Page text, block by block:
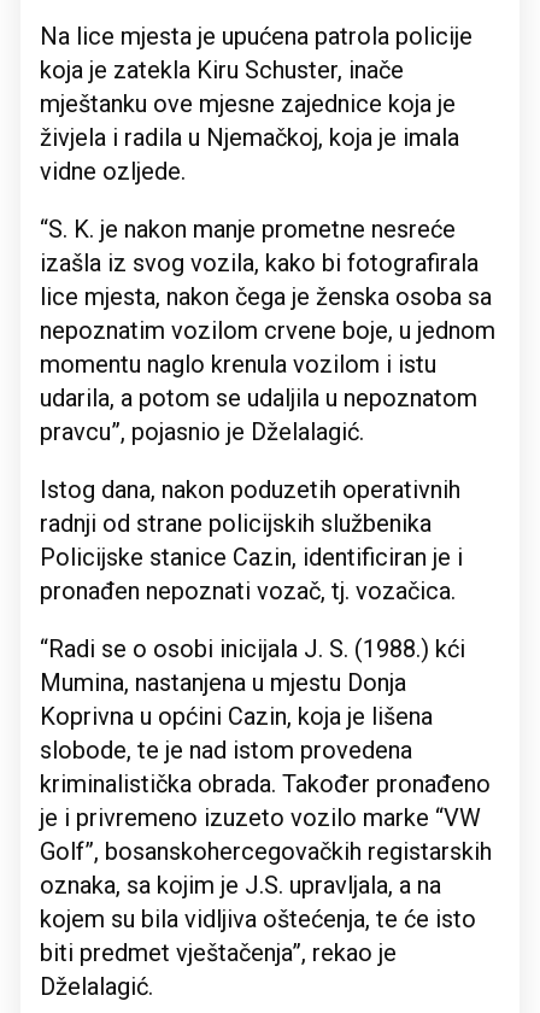
Na lice mjesta je upućena patrola policije
koja je zatekla Kiru Schuster, inače
mještanku ove mjesne zajednice koja je
živjela i radila u Njemačkoj, koja je imala
vidne ozljede.
“S. K. je nakon manje prometne nesreće
izašla iz svog vozila, kako bi fotografirala
lice mjesta, nakon čega je ženska osoba sa
nepoznatim vozilom crvene boje, u jednom
momentu naglo krenula vozilom i istu
udarila, a potom se udaljila u nepoznatom
pravcu”, pojasnio je Dželalagić.
Istog dana, nakon poduzetih operativnih
radnji od strane policijskih službenika
Policijske stanice Cazin, identificiran je i
pronađen nepoznati vozač, tj. vozačica.
“Radi se o osobi inicijala J. S. (1988.) kći
Mumina, nastanjena u mjestu Donja
Koprivna u općini Cazin, koja je lišena
slobode, te je nad istom provedena
kriminalistička obrada. Također pronađeno
je i privremeno izuzeto vozilo marke “VW
Golf”, bosanskohercegovačkih registarskih
oznaka, sa kojim je J.S. upravljala, a na
kojem su bila vidljiva oštećenja, te će isto
biti predmet vještačenja”, rekao je
Dželalagić.